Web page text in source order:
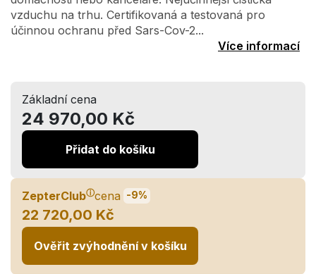
vzduchu na trhu. Certifikovaná a testovaná pro
účinnou ochranu před Sars-Cov-2...
Více informací
Základní cena
24 970,00 Kč
Přidat do košíku
ZepterClubⓘcena -9%
22 720,00 Kč
Ověřit zvýhodnění v košíku